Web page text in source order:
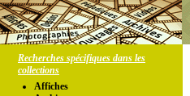
Recherches spécifiques dans les
collections
Affiches